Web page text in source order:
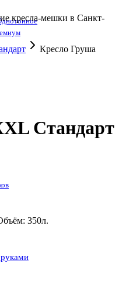
кресла-мешки в Санкт-
Кресло Груша
Стандарт
350л.